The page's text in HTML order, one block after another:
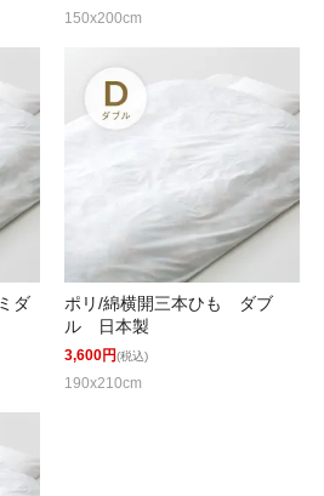
150x200cm
ダ
ポリ/綿横開三本ひも ダブ
ル 日本製
3,600円(税込)
190x210cm